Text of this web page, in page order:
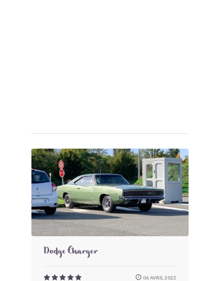
Dodge Charger
06 AVRIL 2022